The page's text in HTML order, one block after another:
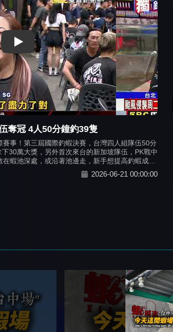
Play
灣MLS蝦戰天下奪勝
伍MLS蝦戰天下，50分鐘決賽中，200多隻泰國
次來台參賽的新加坡隊伍，PK賽中驚險贏得亞
2026-06-21 00:00:00